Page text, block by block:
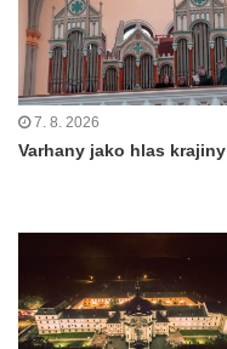
7. 8. 2026
Varhany jako hlas krajiny